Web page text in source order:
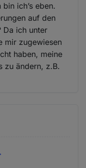
ich’s eben.
auf den
Da ich unter
mir zugewiesen
haben, meine
zu ändern, z.B.